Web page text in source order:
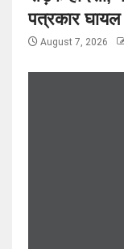
पत्रकार घायल
August 7, 2026